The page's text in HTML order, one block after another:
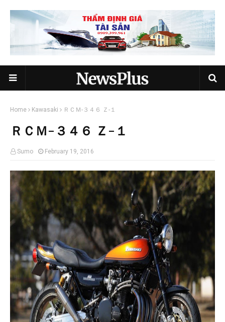
Home Kawasaki ＲＣＭ-３４６ Ｚ-１
ＲＣＭ-３４６ Ｚ-１
Sumo February 19, 2016